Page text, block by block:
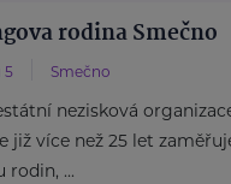
rodina Smečno
5 Smečno
nezisková
již více než 25 let
rodin, ...